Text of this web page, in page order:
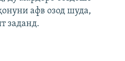
афв озод шуда,
заданд.